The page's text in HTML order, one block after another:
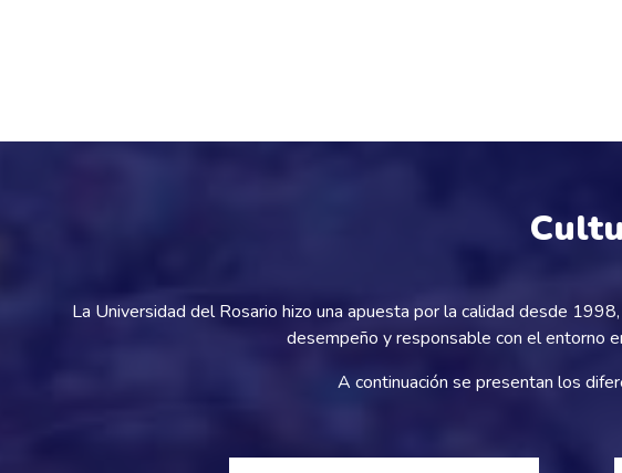
La Universidad del Rosario hizo una apuesta por la calidad desde
desempeño y responsable con el entorno
A continuación se presentan los